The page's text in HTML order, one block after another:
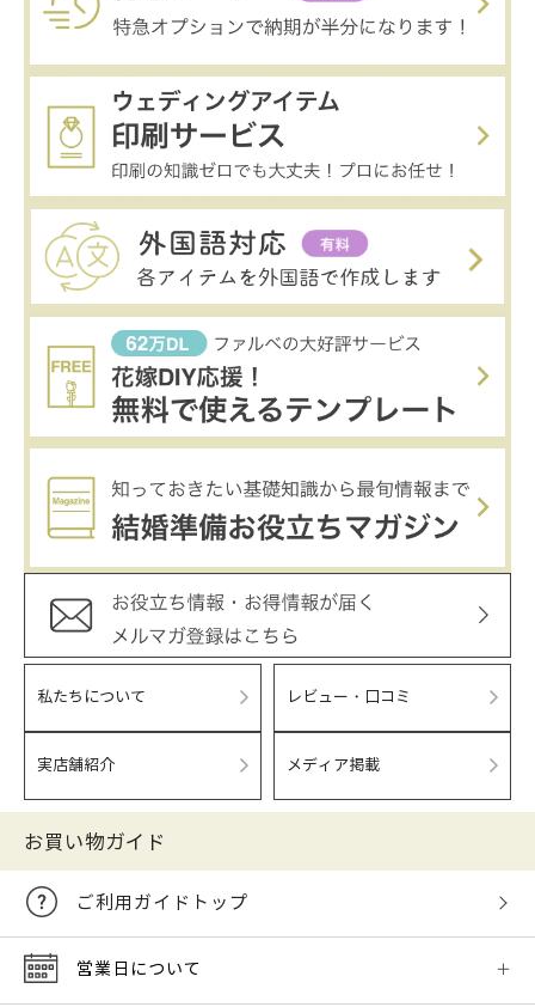
私たちについて レビュー・口コミ
実店舗紹介 メディア掲載
お買い物ガイド
ご利用ガイドトップ
営業日について